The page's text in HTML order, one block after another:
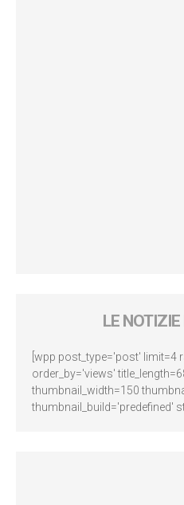
LE
[wpp post_type='post' limit=4
order_by='views'
thumbnail_width=150
thumbnail_build='predefined'